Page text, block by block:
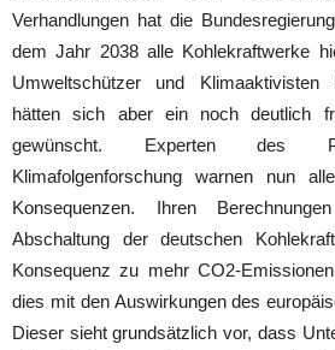
Verhandlungen hat die
dem Jahr 2038 alle Kohlekraftwerke
Umweltschützer und
hätten sich aber ein noch deutlich
gewünscht. Experten des
Klimafolgenforschung warnen nun
Konsequenzen. Ihren
Abschaltung der deutschen
Konsequenz zu mehr CO2-
dies mit den Auswirkungen des
Dieser sieht grundsätzlich vor, dass